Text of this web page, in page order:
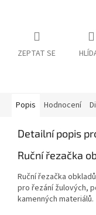
ZEPTAT SE
Popis Hodnocení
Detailní popis
Ruční řezačka
Ruční řezačka
pro řezání žulových,
kamenných materiálů.